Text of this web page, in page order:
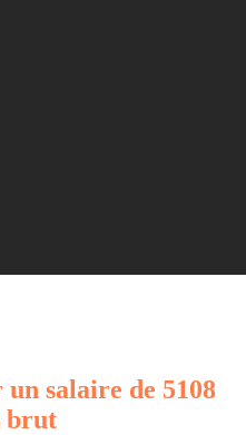
salaire de 5108
brut